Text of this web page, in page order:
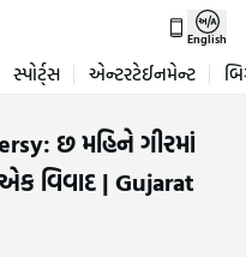
English
સ્પોર્ટ્સ એન્ટરટેઈનમેન્ટ
છ મહિને ગીરમાં
વિવાદ | Gujarat